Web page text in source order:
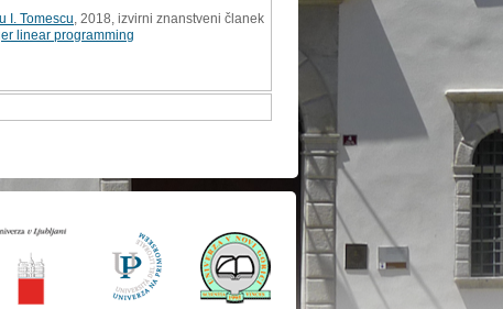
I. Tomescu , 2018, izvirni znanstveni članek
linear programming